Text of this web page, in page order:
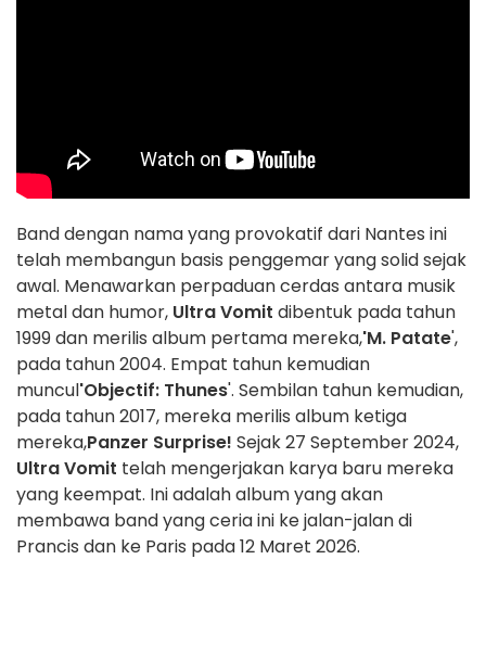
Band dengan nama yang provokatif dari Nantes ini
telah membangun basis penggemar yang solid sejak
awal. Menawarkan perpaduan cerdas antara musik
metal dan humor, Ultra Vomit dibentuk pada tahun
1999 dan merilis album pertama mereka,'M. Patate',
pada tahun 2004. Empat tahun kemudian
muncul'Objectif: Thunes'. Sembilan tahun kemudian,
pada tahun 2017, mereka merilis album ketiga
mereka,Panzer Surprise! Sejak 27 September 2024,
Ultra Vomit telah mengerjakan karya baru mereka
yang keempat. Ini adalah album yang akan
membawa band yang ceria ini ke jalan-jalan di
Prancis dan ke Paris pada 12 Maret 2026.